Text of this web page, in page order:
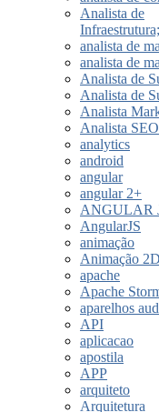
Analista de
analista de
analista de
Analista de
Analista de
Analista
Analista SEO
analytics
android
angular
angular 2+
ANGULAR
AngularJS
animação
Animação
apache
Apache
aparelhos
API
aplicacao
apostila
APP
arquiteto
Arquitetura